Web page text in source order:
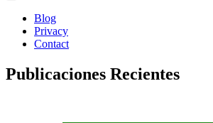
Blog
Privacy
Contact
Publicaciones Recientes